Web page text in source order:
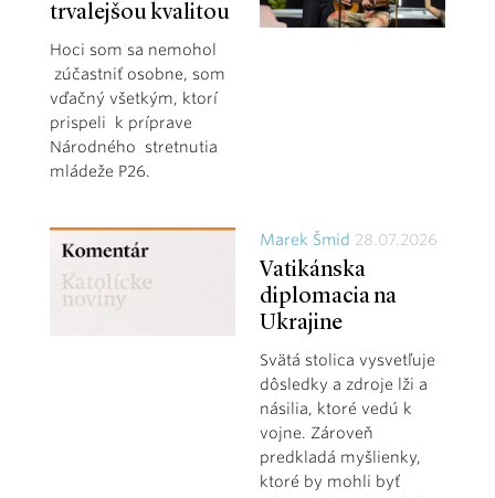
trvalejšou kvalitou
Hoci som sa nemohol
zúčastniť osobne, som
vďačný všetkým, ktorí
prispeli k príprave
Národného stretnutia
mládeže P26.
Marek Šmid 28.07.2026
Vatikánska
diplomacia na
Ukrajine
Svätá stolica vysvetľuje
dôsledky a zdroje lži a
násilia, ktoré vedú k
vojne. Zároveň
predkladá myšlienky,
ktoré by mohli byť